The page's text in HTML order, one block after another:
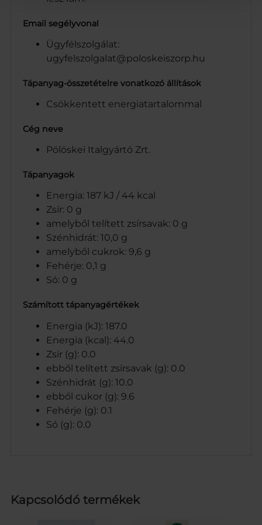
Email segélyvonal
Ügyfélszolgálat:
ugyfelszolgalat@poloskeiszorp.hu
Tápanyag-összetételre vonatkozó állítások
Csökkentett energiatartalommal
Cég neve
Pölöskei Italgyártó Zrt.
Tápanyagok
Energia: 187 kJ / 44 kcal
Zsír: 0 g
amelyből telített zsírsavak: 0 g
Szénhidrát: 10,0 g
amelyből cukrok: 9,6 g
Fehérje: 0,1 g
Só: 0 g
Számított tápanyagértékek
Energia (kJ): 187.0
Energia (kcal): 44.0
Zsír (g): 0.0
ebből telített zsírsavak (g): 0.0
Szénhidrát (g): 10.0
ebből cukor (g): 9.6
Fehérje (g): 0.1
Só (g): 0.0
Kapcsolódó termékek